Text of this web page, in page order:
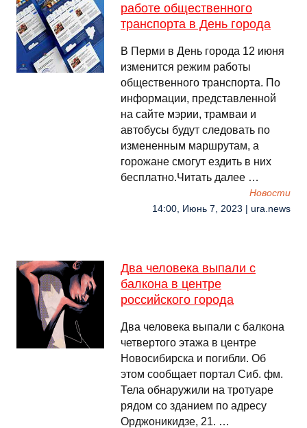
работе общественного
транспорта в День города
В Перми в День города 12 июня
изменится режим работы
общественного транспорта. По
информации, представленной
на сайте мэрии, трамваи и
автобусы будут следовать по
измененным маршрутам, а
горожане смогут ездить в них
бесплатно.Читать далее …
Новости
14:00, Июнь 7, 2023 | ura.news
Два человека выпали с
балкона в центре
российского города
Два человека выпали с балкона
четвертого этажа в центре
Новосибирска и погибли. Об
этом сообщает портал Сиб. фм.
Тела обнаружили на тротуаре
рядом со зданием по адресу
Орджоникидзе, 21. …